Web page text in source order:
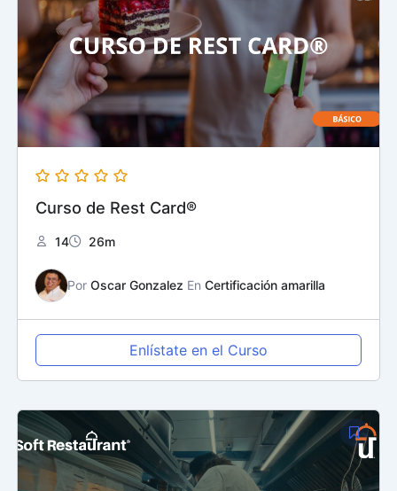
Curso de Rest Card®
14 26m
Por Oscar Gonzalez En Certificación amarilla
Enlístate en el Curso